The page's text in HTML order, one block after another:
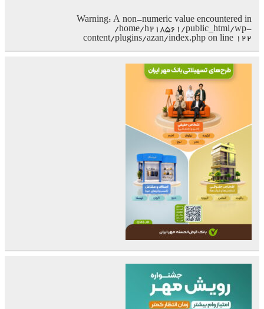
Warning: A non-numeric value encountered in
/home/h218561/public_html/wp-
content/plugins/azan/index.phpon line ۱۲۲